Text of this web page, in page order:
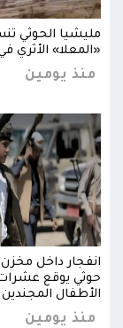
مليشيا الحوثي
«المعلا» الأثري
منذ يومين
انفجار داخل
حوثي يوقع
الأطفال
منذ يومين